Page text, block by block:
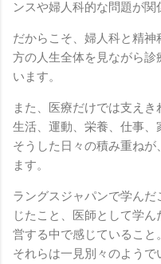
ンスや婦人科的な問題が関
だからこそ、婦人科と精
方の人生全体を見ながら
います。
また、医療だけでは支えき
生活、運動、栄養、仕事、
そうした日々の積み重ね
ます。
ラングスジャパンで学ん
じたこと、医師として学
営する中で感じていること。
それらは一見別々のよう